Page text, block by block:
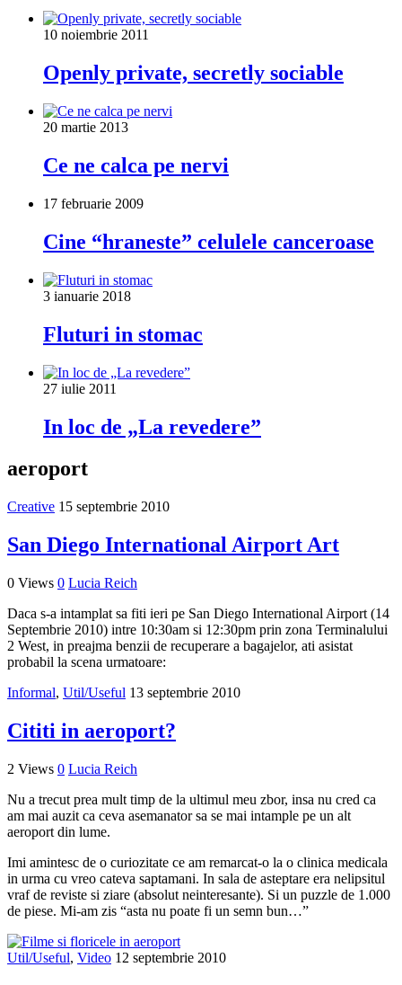
10 noiembrie 2011
Openly private, secretly sociable
20 martie 2013
Ce ne calca pe nervi
17 februarie 2009
Cine “hraneste” celulele canceroase
3 ianuarie 2018
Fluturi in stomac
27 iulie 2011
In loc de „La revedere”
aeroport
Creative 15 septembrie 2010
San Diego International Airport Art
0 Views 0 Lucia Reich
Daca s-a intamplat sa fiti ieri pe San Diego International Airport (14
Septembrie 2010) intre 10:30am si 12:30pm prin zona Terminalului
2 West, in preajma benzii de recuperare a bagajelor, ati asistat
probabil la scena urmatoare:
Informal, Util/Useful 13 septembrie 2010
Cititi in aeroport?
2 Views 0 Lucia Reich
Nu a trecut prea mult timp de la ultimul meu zbor, insa nu cred ca
am mai auzit ca ceva asemanator sa se mai intample pe un alt
aeroport din lume.
Imi amintesc de o curiozitate ce am remarcat-o la o clinica medicala
in urma cu vreo cateva saptamani. In sala de asteptare era nelipsitul
vraf de reviste si ziare (absolut neinteresante). Si un puzzle de 1.000
de piese. Mi-am zis “asta nu poate fi un semn bun…”
Util/Useful, Video 12 septembrie 2010